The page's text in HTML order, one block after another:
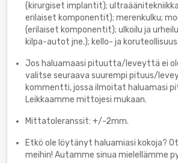
(kirurgiset implantit);
erilaiset komponentit); merenkulku;
(erilaiset komponentit); ulkoilu ja
kilpa-autot jne.); kello- ja koruteollisuus.
Jos haluamaasi pituutta/leveyttä ei
valitse seuraava suurempi pituus/
kommentti, jossa ilmoitat haluamasi
Leikkaamme mittojesi mukaan.
Mittatoleranssit: +/-2mm.
Etkö ole löytänyt haluamiasi kokoja?
meihin! Autamme sinua mielellämme